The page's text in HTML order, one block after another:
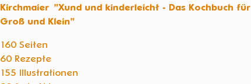
Kirchmaier "Xund und kinderleicht - Das Kochbuch für
Groß und Klein"
160 Seiten
60 Rezepte
155 Illustrationen